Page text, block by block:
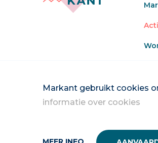
Markant gebruikt cookies
informatie over cookies